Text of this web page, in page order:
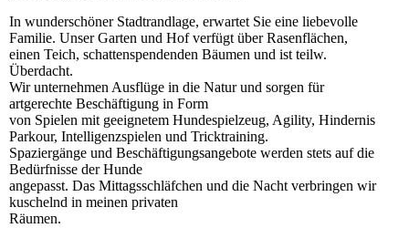
In wunderschöner Stadtrandlage, erwartet Sie eine liebevolle
Familie. Unser Garten und Hof verfügt über Rasenflächen,
einen Teich, schattenspendenden Bäumen und ist teilw.
Überdacht.
Wir unternehmen Ausflüge in die Natur und sorgen für
artgerechte Beschäftigung in Form
von Spielen mit geeignetem Hundespielzeug, Agility, Hindernis
Parkour, Intelligenzspielen und Tricktraining.
Spaziergänge und Beschäftigungsangebote werden stets auf die
Bedürfnisse der Hunde
angepasst. Das Mittagsschläfchen und die Nacht verbringen wir
kuschelnd in meinen privaten
Räumen.